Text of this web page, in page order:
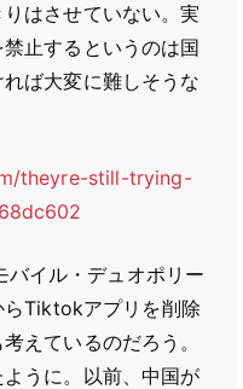
はさせていない。実
止するというのは国
ば大変に難しそうな
theyre-still-trying-
イル・デュオポリー
らTiktokアプリを削除
えているのだろう。
うに。以前、中国が